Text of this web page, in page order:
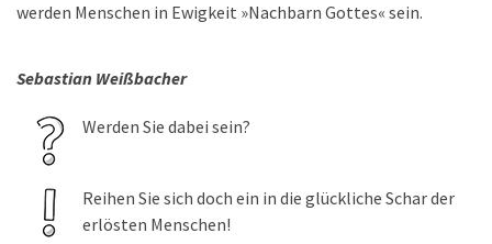
werden Menschen in Ewigkeit »Nachbarn Gottes« sein.
Sebastian Weißbacher
Werden Sie dabei sein?
Reihen Sie sich doch ein in die glückliche Schar der
erlösten Menschen!